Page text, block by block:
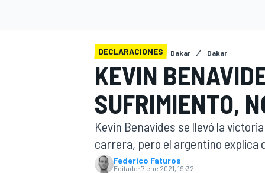
WRC
DECLARACIONES Dakar Dakar
KEVIN
SUFRIMIENTO,
Kevin Benavides se llevó la
carrera, pero el argentino explica
Federico Faturos
Editado: 7 ene 2021, 19:32